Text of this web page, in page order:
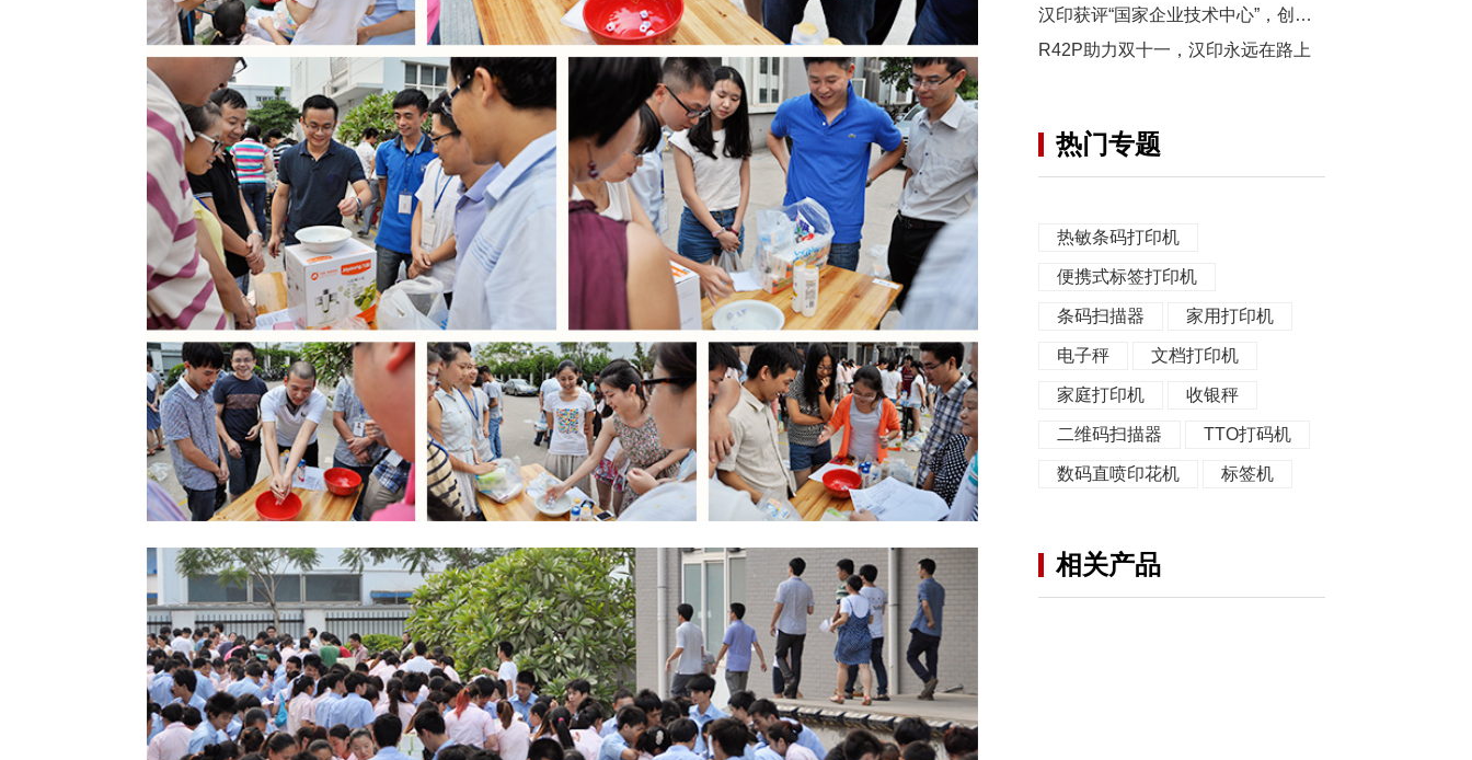
汉印获评“国家企业技术中心”，创新引擎再升级
R42P助力双十一，汉印永远在路上
热门专题
热敏条码打印机
便携式标签打印机
条码扫描器 家用打印机
电子秤 文档打印机
家庭打印机 收银秤
二维码扫描器 TTO打码机
数码直喷印花机 标签机
相关产品